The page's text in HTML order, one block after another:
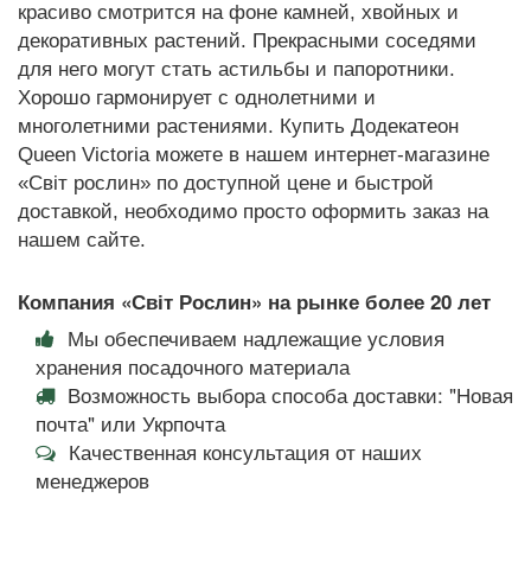
красиво смотрится на фоне камней, хвойных и
декоративных растений. Прекрасными соседями
для него могут стать астильбы и папоротники.
Хорошо гармонирует с однолетними и
многолетними растениями. Купить Додекатеон
Queen Victoria можете в нашем интернет-магазине
«Світ рослин» по доступной цене и быстрой
доставкой, необходимо просто оформить заказ на
нашем сайте.
Компания «Світ Рослин» на рынке более 20 лет
Мы обеспечиваем надлежащие условия
хранения посадочного материала
Возможность выбора способа доставки: "Новая
почта" или Укрпочта
Качественная консультация от наших
менеджеров